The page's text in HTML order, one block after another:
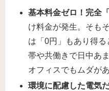
基本料金ゼロ！完全
け料金が発生。そも
は「0円」もあり得
帯や共働きで日中あ
オフィスでもムダが
環境に配慮した電気